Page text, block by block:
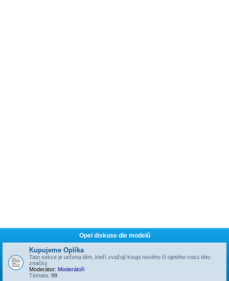
Opel diskuse dle modelů
Kupujeme Oplíka
Tato sekce je určena těm, kteří zvažují koupi nového či ojetého vozu této
značky
Moderátor: Moderátoři
Témata: 99